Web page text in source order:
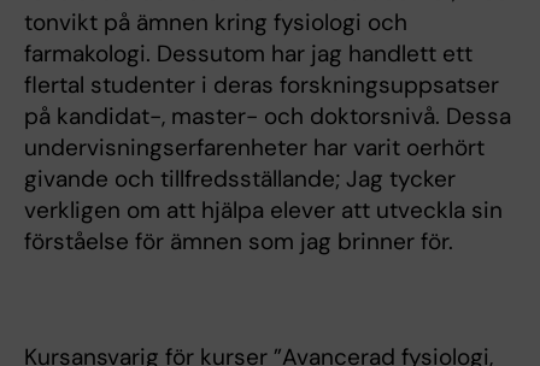
tonvikt på ämnen kring fysiologi och
farmakologi. Dessutom har jag handlett ett
flertal studenter i deras forskningsuppsatser
på kandidat-, master- och doktorsnivå. Dessa
undervisningserfarenheter har varit oerhört
givande och tillfredsställande; Jag tycker
verkligen om att hjälpa elever att utveckla sin
förståelse för ämnen som jag brinner för.
Kursansvarig för kurser ”Avancerad fysiologi,